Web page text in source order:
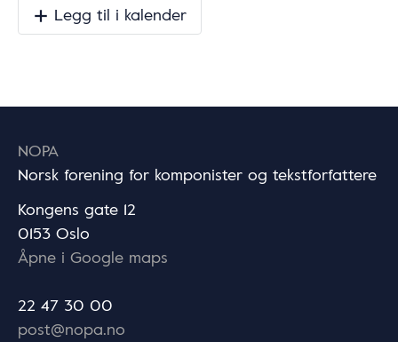
Legg til i kalender
NOPA
Norsk forening for komponister og tekstforfattere
Kongens gate 12
0153 Oslo
Åpne i Google maps
22 47 30 00
post@nopa.no